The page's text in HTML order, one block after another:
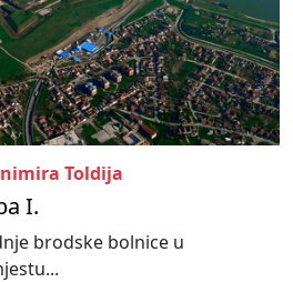
Toldija
I.
brodske bolnice u